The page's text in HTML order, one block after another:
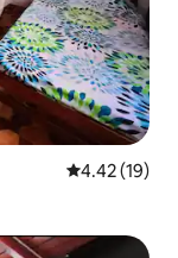
Calificación
4.42 (19)